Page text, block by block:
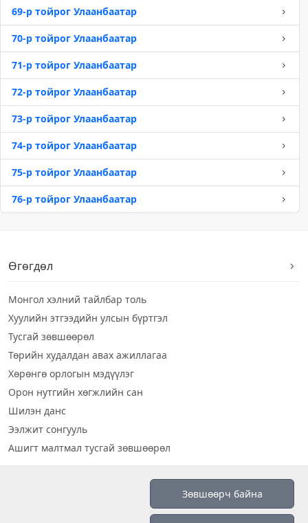
69-р тойрог Улаанбаатар
70-р тойрог Улаанбаатар
71-р тойрог Улаанбаатар
72-р тойрог Улаанбаатар
73-р тойрог Улаанбаатар
74-р тойрог Улаанбаатар
75-р тойрог Улаанбаатар
76-р тойрог Улаанбаатар
Өгөгдөл
Монгол хэлний тайлбар толь
Хуулийн этгээдийн улсын бүртгэл
Тусгай зөвшөөрөл
Төрийн худалдан авах ажиллагаа
Хөрөнгө орлогын мэдүүлэг
Орон нутгийн хөгжлийн сан
Шилэн данс
Ээлжит сонгууль
Ашигт малтмал тусгай зөвшөөрөл
Зөвшөөрч байна